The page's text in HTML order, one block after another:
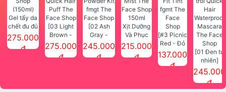
Gel tẩy da
chết đu đủ
SMART
PEELING
275.000
đ
[03 Light
Brown -
Nâu Sáng]
Phấn che
275.000
đ
[02 Ash
Gray -
Khói] Bột
kẻ chân
245.000
đ
Xịt Dưỡng
Và Phục
Hồi Tóc
Essential
215.000
đ
[#3 Picnic
Red - Đỏ
cam] Son
137.000
đ
[01 Đen tự
nhiên]
Mascara
che phủ
245.000
đ